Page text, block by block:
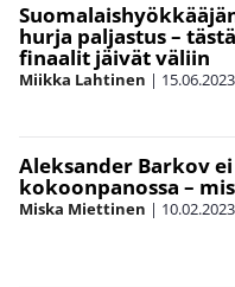
hurja paljastus –
finaalit jäivät väliin
Miikka Lahtinen | 15.06.2023
Aleksander Barkov
kokoonpanossa –
Miska Miettinen | 10.02.2023